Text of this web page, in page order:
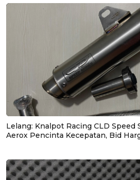
Lelang: Knalpot Racing CLD Speed
Aerox Pencinta Kecepatan, Bid